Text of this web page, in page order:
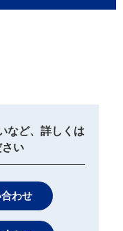
など、詳しくは
い
わせ